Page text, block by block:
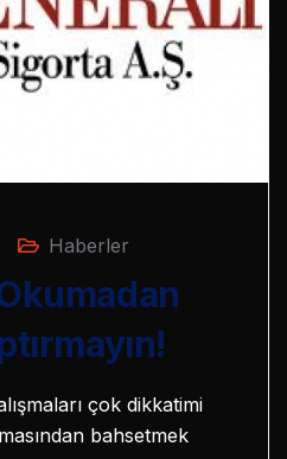
Haberler
çok dikkatimi
bahsetmek